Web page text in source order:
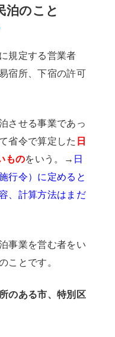
泊のこと
規定する営業者
宿所、下宿の許可
させる事業であっ
省令で算定した 日
ものをいう。→ 日
行令）に定めると
、計算方法はまだ
事業を営む者をい
ことです。
のある市、特別区